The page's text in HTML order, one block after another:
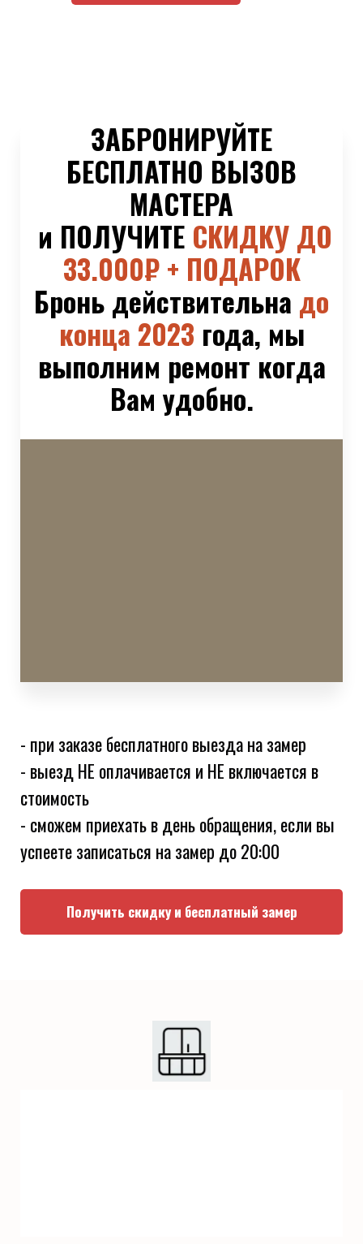
ЗАБРОНИРУЙТЕ
БЕСПЛАТНО ВЫЗОВ
МАСТЕРА
и ПОЛУЧИТЕ СКИДКУ ДО
33.000₽ + ПОДАРОК
Бронь действительна до
конца 2023 года, мы
выполним ремонт когда
Вам удобно.
- при заказе бесплатного выезда на замер
- выезд НЕ оплачивается и НЕ включается в
стоимость
- сможем приехать в день обращения, если вы
успеете записаться на замер до 20:00
Получить скидку и бесплатный замер